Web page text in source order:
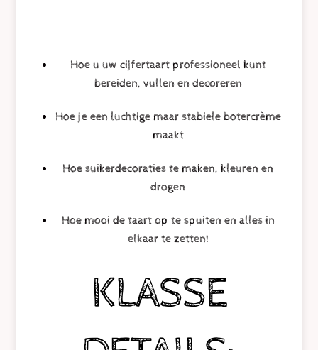
Hoe u uw cijfertaart professioneel kunt
bereiden, vullen en decoreren
Hoe je een luchtige maar stabiele botercrème
maakt
Hoe suikerdecoraties te maken, kleuren en
drogen
Hoe mooi de taart op te spuiten en alles in
elkaar te zetten!
KLASSE